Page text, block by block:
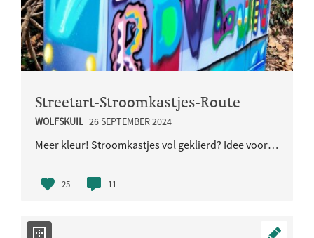
Streetart-Stroomkastjes-Route
WOLFSKUIL 26 SEPTEMBER 2024
Meer kleur! Stroomkastjes vol geklierd? Idee voor een route met fantastische stroomkastjes door de..
25 11